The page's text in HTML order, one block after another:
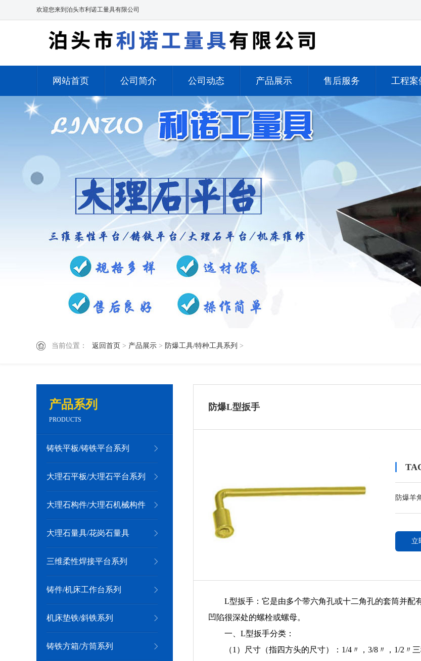
欢迎您来到泊头市利诺工量具有限公司
网站首页 公司简介 公司动态 产品展示 售后服务 工程案
当前位置： 返回首页 > 产品展示 > 防爆工具/特种工具系列 >
产品系列
PRODUCTS
铸铁平板/铸铁平台系列
大理石平板/大理石平台系列
大理石构件/大理石机械构件
大理石量具/花岗石量具
三维柔性焊接平台系列
铸件/机床工作台系列
机床垫铁/斜铁系列
铸铁方箱/方筒系列
防爆L型扳手
防爆羊
立
L型扳手：它是由多个带六角孔或十二角孔的套筒并
凹陷很深处的螺栓或螺母。
一、L型扳手分类：
（1）尺寸（指四方头的尺寸）：1/4〃，3/8〃，1/2〃